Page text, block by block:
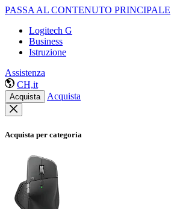
PASSA AL CONTENUTO PRINCIPALE
Logitech G
Business
Istruzione
Assistenza
CH,it
Acquista Acquista
Acquista per categoria